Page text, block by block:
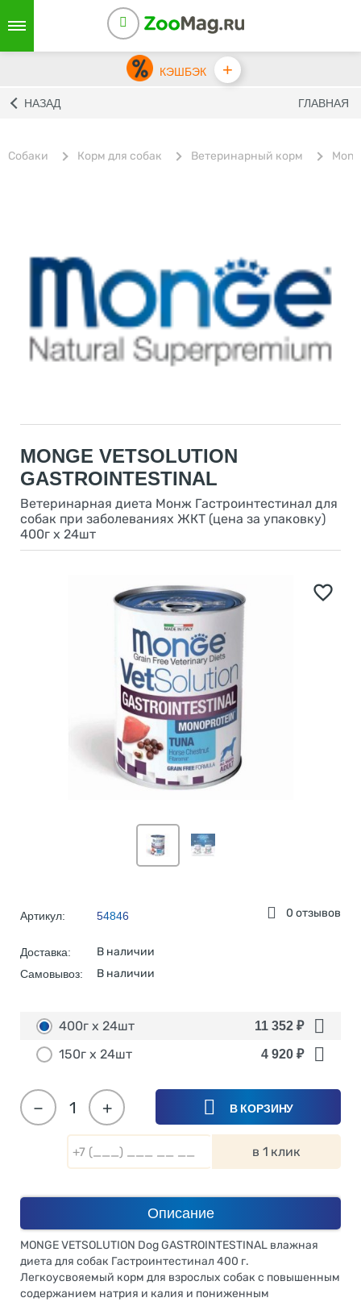
КЭШБЭК +
НАЗАД ГЛАВНАЯ
Собаки Корм для собак Ветеринарный корм
MONGE VETSOLUTION
GASTROINTESTINAL
Ветеринарная диета Монж Гастроинтестинал для
собак при заболеваниях ЖКТ (цена за упаковку)
400г х 24шт
0 отзывов
Артикул: 54846
Доставка: В наличии
Самовывоз: В наличии
400г х 24шт 11 352 ₽
150г х 24шт 4 920 ₽
+
− В КОРЗИНУ
в 1 клик
Описание
MONGE VETSOLUTION Dog GASTROINTESTINAL влажная
диета для собак Гастроинтестинал 400 г.
Легкоусвояемый корм для взрослых собак с повышенным
содержанием натрия и калия и пониженным